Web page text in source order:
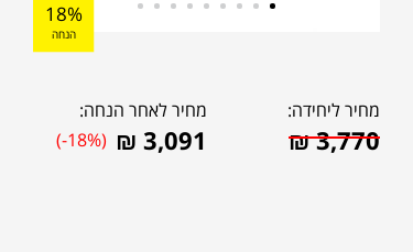
18%
הנחה
מחיר ליחידה:
₪3,770
מחיר לאחר הנחה:
₪ 3,091
(-18%)